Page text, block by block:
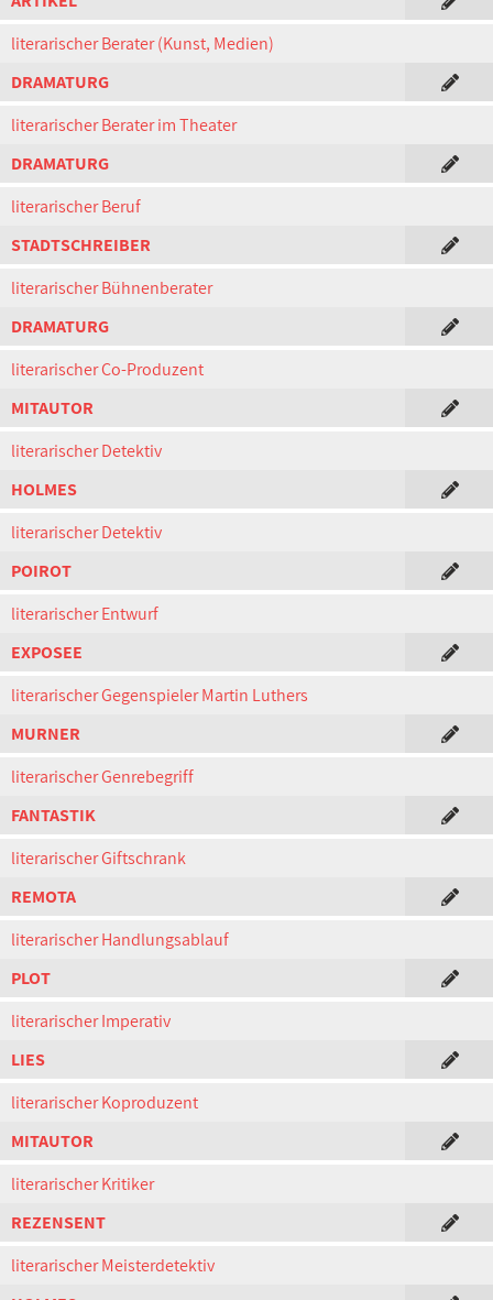
literarischer Berater (Kunst, Medien)
DRAMATURG
literarischer Berater im Theater
DRAMATURG
literarischer Beruf
STADTSCHREIBER
literarischer Bühnenberater
DRAMATURG
literarischer Co-Produzent
MITAUTOR
literarischer Detektiv
HOLMES
literarischer Detektiv
POIROT
literarischer Entwurf
EXPOSEE
literarischer Gegenspieler Martin Luthers
MURNER
literarischer Genrebegriff
FANTASTIK
literarischer Giftschrank
REMOTA
literarischer Handlungsablauf
PLOT
literarischer Imperativ
LIES
literarischer Koproduzent
MITAUTOR
literarischer Kritiker
REZENSENT
literarischer Meisterdetektiv